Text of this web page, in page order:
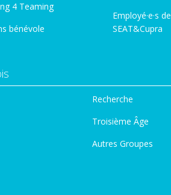
4 Teaming
bénévole
Employé·e·s de
SEAT&Cupra
Recherche
Troisième Âge
Autres Groupes